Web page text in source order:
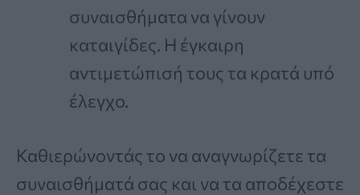
συναισθήματα να γίνουν
καταιγίδες. Η έγκαιρη
αντιμετώπισή τους τα κρατά υπό
έλεγχο.
Καθιερώνοντάς το να αναγνωρίζετε τα
συναισθήματά σας και να τα αποδέχεστε